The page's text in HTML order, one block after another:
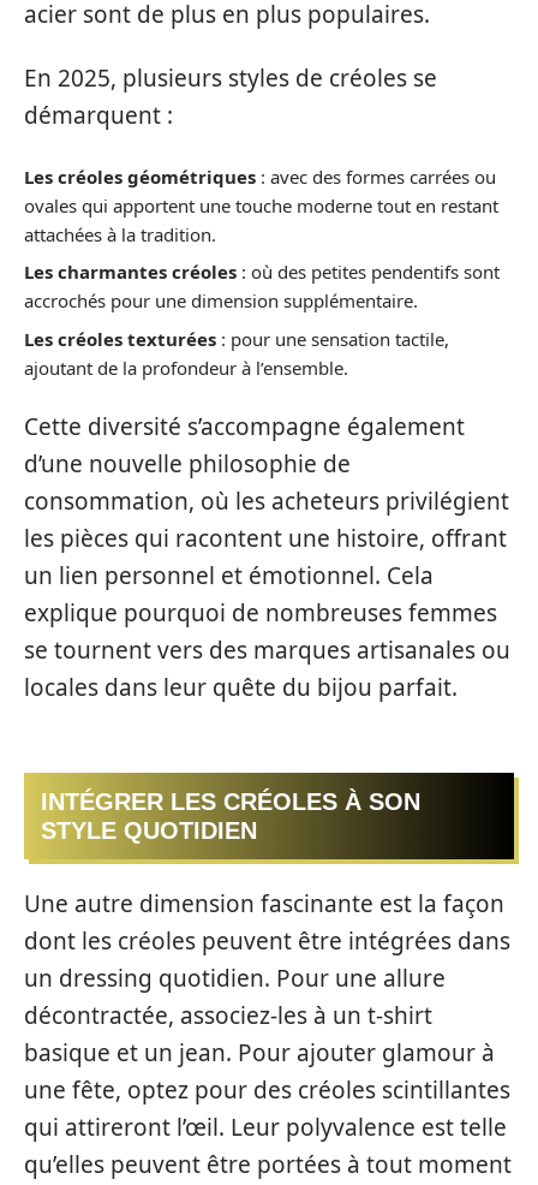
acier sont de plus en plus populaires.
En 2025, plusieurs styles de créoles se
démarquent :
Les créoles géométriques : avec des formes carrées ou
ovales qui apportent une touche moderne tout en restant
attachées à la tradition.
Les charmantes créoles : où des petites pendentifs sont
accrochés pour une dimension supplémentaire.
Les créoles texturées : pour une sensation tactile,
ajoutant de la profondeur à l’ensemble.
Cette diversité s’accompagne également
d’une nouvelle philosophie de
consommation, où les acheteurs privilégient
les pièces qui racontent une histoire, offrant
un lien personnel et émotionnel. Cela
explique pourquoi de nombreuses femmes
se tournent vers des marques artisanales ou
locales dans leur quête du bijou parfait.
INTÉGRER LES CRÉOLES À SON
STYLE QUOTIDIEN
Une autre dimension fascinante est la façon
dont les créoles peuvent être intégrées dans
un dressing quotidien. Pour une allure
décontractée, associez-les à un t-shirt
basique et un jean. Pour ajouter glamour à
une fête, optez pour des créoles scintillantes
qui attireront l’œil. Leur polyvalence est telle
qu’elles peuvent être portées à tout moment